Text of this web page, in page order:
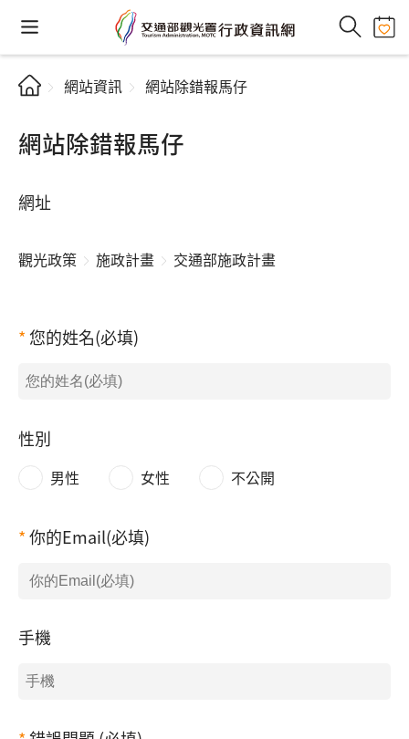
網站資訊 網站除錯報馬仔
網站除錯報馬仔
網址
觀光政策 施政計畫 交通部施政計畫
您的姓名(必填)
性別
男性 女性 不公開
你的Email(必填)
手機